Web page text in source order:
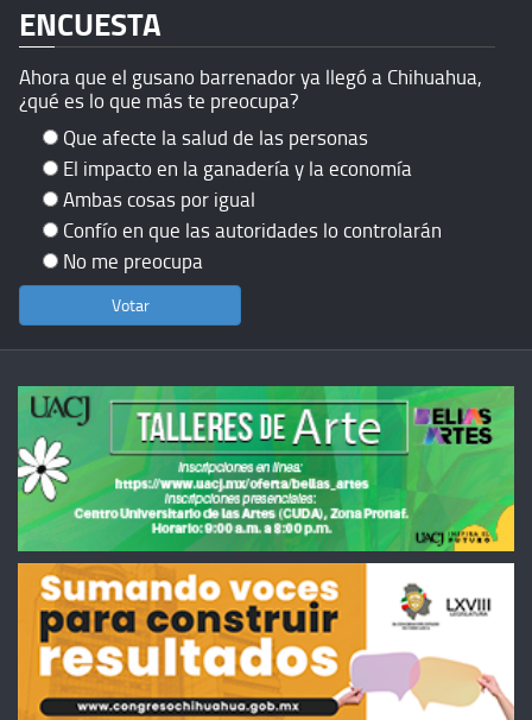
ENCUESTA
Ahora que el gusano barrenador ya llegó a Chihuahua,
¿qué es lo que más te preocupa?
Que afecte la salud de las personas
El impacto en la ganadería y la economía
Ambas cosas por igual
Confío en que las autoridades lo controlarán
No me preocupa